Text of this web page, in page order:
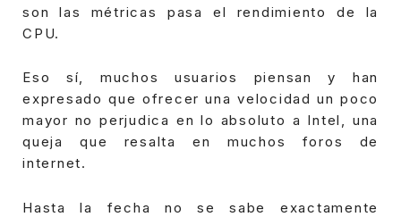
son las métricas pasa el rendimiento de la
CPU.
Eso sí, muchos usuarios piensan y han
expresado que ofrecer una velocidad un poco
mayor no perjudica en lo absoluto a Intel, una
queja que resalta en muchos foros de
internet.
Hasta la fecha no se sabe exactamente